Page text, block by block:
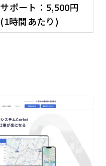
サポート：5,500円
(1時間あたり)